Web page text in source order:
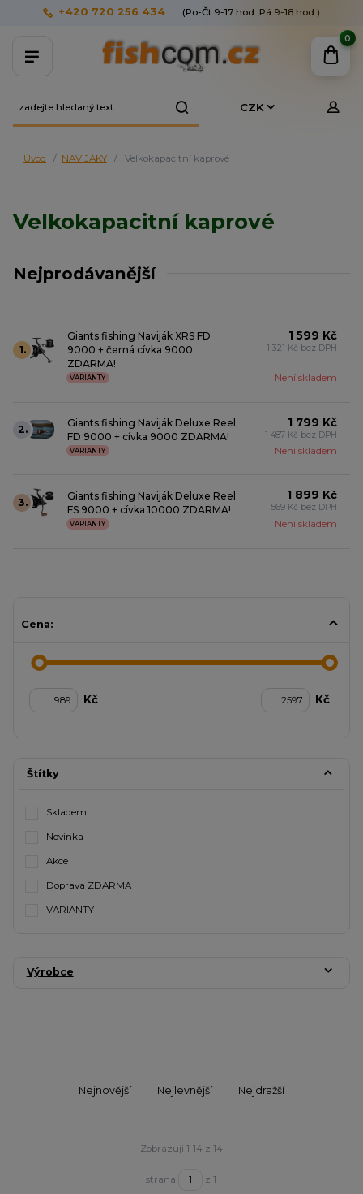
CZK
+420 720 256 434 (Po-Čt 9-17 hod.,Pá 9-18 hod.)
0
Úvod NAVIJÁKY Velkokapacitní kaprové
Velkokapacitní kaprové
Nejprodávanější
1.
Giants fishing Naviják XRS FD
9000 + černá cívka 9000
ZDARMA!
Není skladem
VARIANTY
1 599 Kč
1 321 Kč bez DPH
2.
Giants fishing Naviják Deluxe Reel
FD 9000 + cívka 9000 ZDARMA!
Není skladem
VARIANTY
1 799 Kč
1 487 Kč bez DPH
3.
Giants fishing Naviják Deluxe Reel
FS 9000 + cívka 10000 ZDARMA!
Není skladem
VARIANTY
1 899 Kč
1 569 Kč bez DPH
Cena:
Kč Kč
Štítky
Skladem
Novinka
Akce
Doprava ZDARMA
VARIANTY
Výrobce
Nejnovější Nejlevnější Nejdražší
Zobrazuji 1-14 z 14
strana z 1